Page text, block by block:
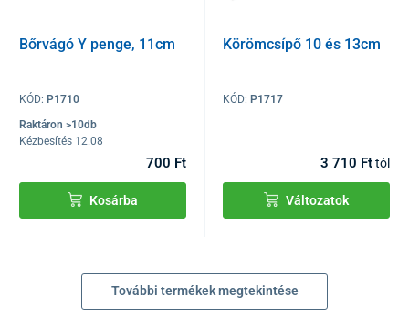
Bőrvágó Y penge, 11cm
KÓD: P1710
Raktáron >10db
Kézbesítés 12.08
700 Ft
Kosárba
Körömcsípő 10 és 13cm
KÓD: P1717
3 710 Fttól
Változatok
További termékek megtekintése